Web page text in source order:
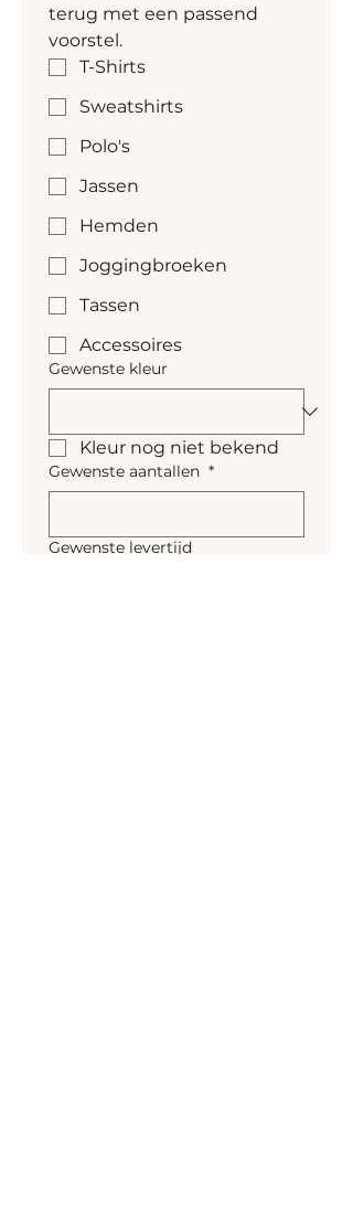
terug met een passend
voorstel.
T-Shirts
Sweatshirts
Polo's
Jassen
Hemden
Joggingbroeken
Tassen
Accessoires
Gewenste kleur
Kleur nog niet bekend
Gewenste aantallen *
Gewenste levertijd